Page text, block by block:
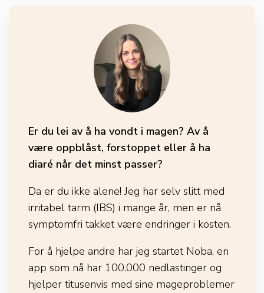
Er du lei av å ha vondt i magen? Av å
være oppblåst, forstoppet eller å ha
diaré når det minst passer?
Da er du ikke alene! Jeg har selv slitt med
irritabel tarm (IBS) i mange år, men er nå
symptomfri takket være endringer i kosten.
For å hjelpe andre har jeg startet Noba, en
app som nå har 100.000 nedlastinger og
hjelper titusenvis med sine mageproblemer